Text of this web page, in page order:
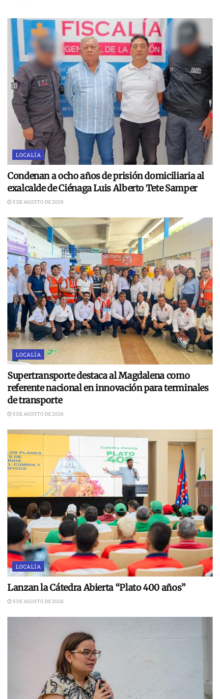
LOCALÍA
Condenan a ocho años de prisión domiciliaria al
exalcalde de Ciénaga Luis Alberto Tete Samper
5 DE AGOSTO DE 2026
LOCALÍA
Supertransporte destaca al Magdalena como
referente nacional en innovación para terminales
de transporte
5 DE AGOSTO DE 2026
LOCALÍA
Lanzan la Cátedra Abierta “Plato 400 años”
5 DE AGOSTO DE 2026